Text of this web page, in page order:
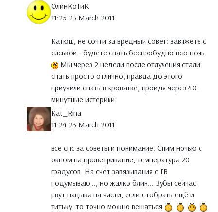
ОлинКоТиК
11:25 23 March 2011
Катюш, не сочти за вредный совет: завяжете с
сиськой - будете спать беспробудно всю ночь
Мы через 2 недели после отлучения стали
спать просто отлично, правда до этого
приучили спать в кроватке, пройдя через 40-
минутные истерики
Kat_Rina
11:24 23 March 2011
все спс за советы и понимание. Спим ночью с
окном на проветривание, температура 20
градусов. На счёт завязывания с ГВ
подумываю..., но жалко блин... Зубы сейчас
рвут пацыка на части, если отобрать ещё и
титьку, то точно можно вешаться